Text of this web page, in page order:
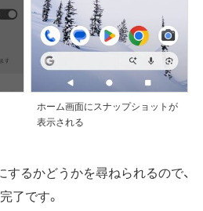
ホーム画面にスナップショットが
表示される
るかどうかを尋ねられるので、
了です。